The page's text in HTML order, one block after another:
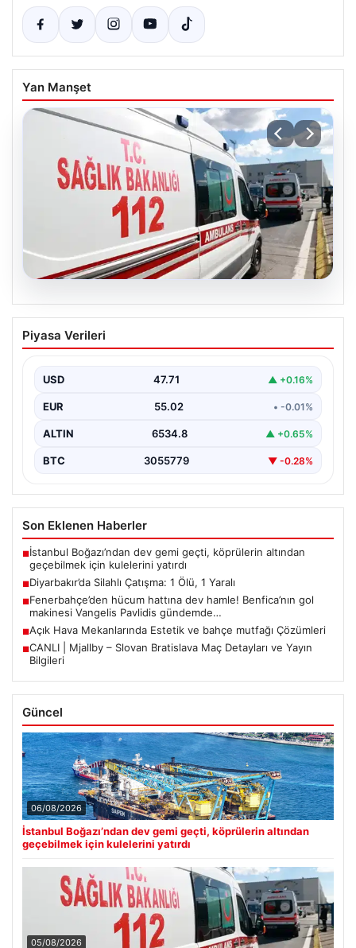
Yan Manşet
05.08.2026
Diyarbakır’da Silahlı Çatışma: 1 Ölü, 1
Yaralı
bölge sakinlerini korkuttu. Olay, iki grup arasında
uzun…
Piyasa Verileri
USD 47.71 ▲ +0.16%
EUR 55.02 • -0.01%
ALTIN 6534.8 ▲ +0.65%
BTC 3055779 ▼ -0.28%
Son Eklenen Haberler
■İstanbul Boğazı’ndan dev gemi geçti, köprülerin altından
geçebilmek için kulelerini yatırdı
■Diyarbakır’da Silahlı Çatışma: 1 Ölü, 1 Yaralı
■Fenerbahçe’den hücum hattına dev hamle! Benfica’nın gol
makinesi Vangelis Pavlidis gündemde…
■Açık Hava Mekanlarında Estetik ve bahçe mutfağı Çözümleri
■CANLI | Mjallby – Slovan Bratislava Maç Detayları ve Yayın
Bilgileri
Güncel
06/08/2026
İstanbul Boğazı’ndan dev gemi geçti, köprülerin altından
geçebilmek için kulelerini yatırdı
05/08/2026